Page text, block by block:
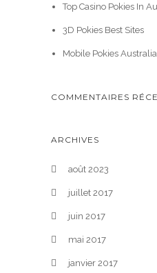
Top Casino Pokies In
3D Pokies Best Sites
Mobile Pokies
COMMENTAIRES
ARCHIVES
août 2023
juillet 2017
juin 2017
mai 2017
janvier 2017